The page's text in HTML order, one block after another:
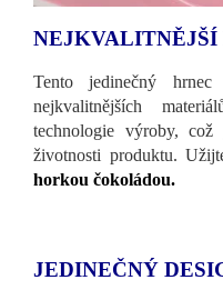
Tento jedinečný
nejkvalitnějších
technologie výroby,
životnosti produktu.
horkou čokoládou.
JEDINEČNÝ